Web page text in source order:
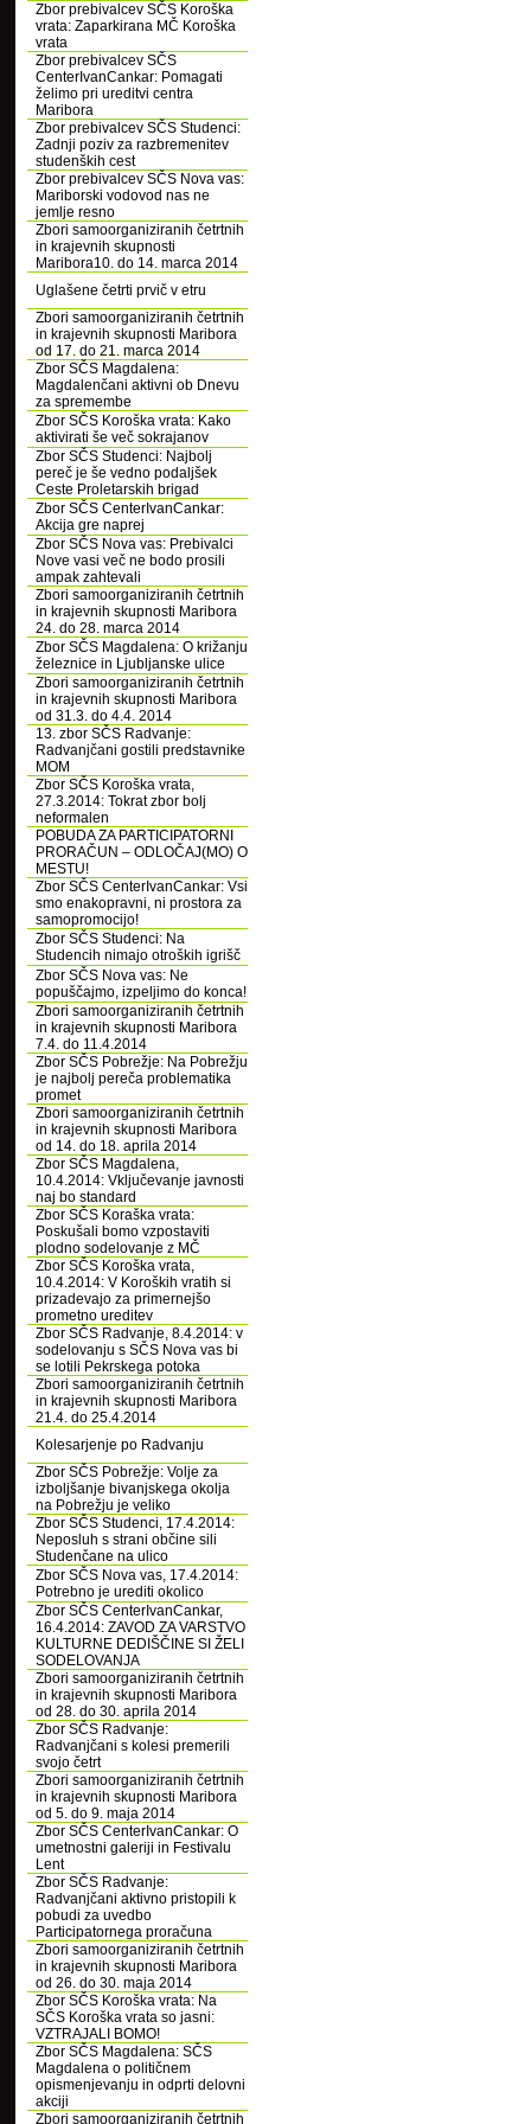
Zbor prebivalcev SČS Koroška
vrata: Zaparkirana MČ Koroška
vrata
Zbor prebivalcev SČS
CenterIvanCankar: Pomagati
želimo pri ureditvi centra
Maribora
Zbor prebivalcev SČS Studenci:
Zadnji poziv za razbremenitev
studenških cest
Zbor prebivalcev SČS Nova vas:
Mariborski vodovod nas ne
jemlje resno
Zbori samoorganiziranih četrtnih
in krajevnih skupnosti
Maribora10. do 14. marca 2014
Uglašene četrti prvič v etru
Zbori samoorganiziranih četrtnih
in krajevnih skupnosti Maribora
od 17. do 21. marca 2014
Zbor SČS Magdalena:
Magdalenčani aktivni ob Dnevu
za spremembe
Zbor SČS Koroška vrata: Kako
aktivirati še več sokrajanov
Zbor SČS Studenci: Najbolj
pereč je še vedno podaljšek
Ceste Proletarskih brigad
Zbor SČS CenterIvanCankar:
Akcija gre naprej
Zbor SČS Nova vas: Prebivalci
Nove vasi več ne bodo prosili
ampak zahtevali
Zbori samoorganiziranih četrtnih
in krajevnih skupnosti Maribora
24. do 28. marca 2014
Zbor SČS Magdalena: O križanju
železnice in Ljubljanske ulice
Zbori samoorganiziranih četrtnih
in krajevnih skupnosti Maribora
od 31.3. do 4.4. 2014
13. zbor SČS Radvanje:
Radvanjčani gostili predstavnike
MOM
Zbor SČS Koroška vrata,
27.3.2014: Tokrat zbor bolj
neformalen
POBUDA ZA PARTICIPATORNI
PRORAČUN – ODLOČAJ(MO) O
MESTU!
Zbor SČS CenterIvanCankar: Vsi
smo enakopravni, ni prostora za
samopromocijo!
Zbor SČS Studenci: Na
Studencih nimajo otroških igrišč
Zbor SČS Nova vas: Ne
popuščajmo, izpeljimo do konca!
Zbori samoorganiziranih četrtnih
in krajevnih skupnosti Maribora
7.4. do 11.4.2014
Zbor SČS Pobrežje: Na Pobrežju
je najbolj pereča problematika
promet
Zbori samoorganiziranih četrtnih
in krajevnih skupnosti Maribora
od 14. do 18. aprila 2014
Zbor SČS Magdalena,
10.4.2014: Vključevanje javnosti
naj bo standard
Zbor SČS Koraška vrata:
Poskušali bomo vzpostaviti
plodno sodelovanje z MČ
Zbor SČS Koroška vrata,
10.4.2014: V Koroških vratih si
prizadevajo za primernejšo
prometno ureditev
Zbor SČS Radvanje, 8.4.2014: v
sodelovanju s SČS Nova vas bi
se lotili Pekrskega potoka
Zbori samoorganiziranih četrtnih
in krajevnih skupnosti Maribora
21.4. do 25.4.2014
Kolesarjenje po Radvanju
Zbor SČS Pobrežje: Volje za
izboljšanje bivanjskega okolja
na Pobrežju je veliko
Zbor SČS Studenci, 17.4.2014:
Neposluh s strani občine sili
Studenčane na ulico
Zbor SČS Nova vas, 17.4.2014:
Potrebno je urediti okolico
Zbor SČS CenterIvanCankar,
16.4.2014: ZAVOD ZA VARSTVO
KULTURNE DEDIŠČINE SI ŽELI
SODELOVANJA
Zbori samoorganiziranih četrtnih
in krajevnih skupnosti Maribora
od 28. do 30. aprila 2014
Zbor SČS Radvanje:
Radvanjčani s kolesi premerili
svojo četrt
Zbori samoorganiziranih četrtnih
in krajevnih skupnosti Maribora
od 5. do 9. maja 2014
Zbor SČS CenterIvanCankar: O
umetnostni galeriji in Festivalu
Lent
Zbor SČS Radvanje:
Radvanjčani aktivno pristopili k
pobudi za uvedbo
Participatornega proračuna
Zbori samoorganiziranih četrtnih
in krajevnih skupnosti Maribora
od 26. do 30. maja 2014
Zbor SČS Koroška vrata: Na
SČS Koroška vrata so jasni:
VZTRAJALI BOMO!
Zbor SČS Magdalena: SČS
Magdalena o političnem
opismenjevanju in odprti delovni
akciji
Zbori samoorganiziranih četrtnih